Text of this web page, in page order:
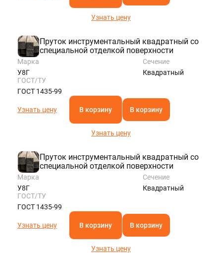
Узнать цену
Пруток инструментальный квадратный со
специальной отделкой поверхности
Марка
У8Г
Сечение
Квадратный
ГОСТ/ТУ
ГОСТ 1435-99
Узнать цену В корзину В корзину
Узнать цену
Пруток инструментальный квадратный со
специальной отделкой поверхности
Марка
У8Г
Сечение
Квадратный
ГОСТ/ТУ
ГОСТ 1435-99
Узнать цену В корзину В корзину
Узнать цену